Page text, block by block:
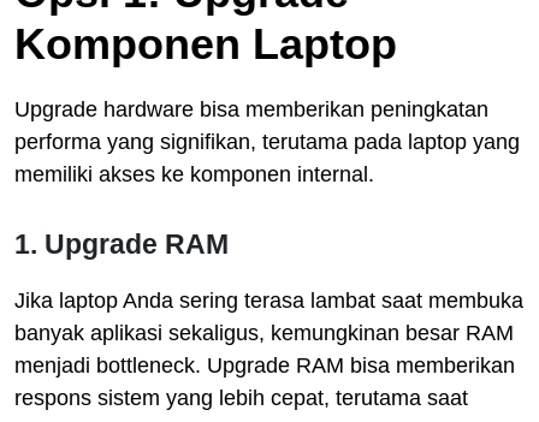
Komponen Laptop
Upgrade hardware bisa memberikan peningkatan
performa yang signifikan, terutama pada laptop yang
memiliki akses ke komponen internal.
1. Upgrade RAM
Jika laptop Anda sering terasa lambat saat membuka
banyak aplikasi sekaligus, kemungkinan besar RAM
menjadi bottleneck. Upgrade RAM bisa memberikan
respons sistem yang lebih cepat, terutama saat